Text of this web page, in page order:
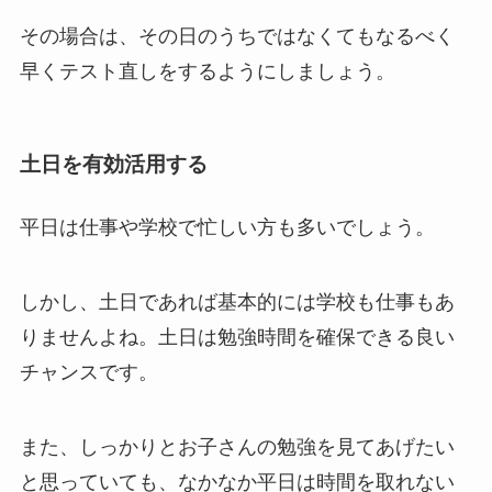
その場合は、その日のうちではなくてもなるべく
早くテスト直しをするようにしましょう。
土日を有効活用する
平日は仕事や学校で忙しい方も多いでしょう。
しかし、土日であれば基本的には学校も仕事もあ
りませんよね。土日は勉強時間を確保できる良い
チャンスです。
また、しっかりとお子さんの勉強を見てあげたい
と思っていても、なかなか平日は時間を取れない